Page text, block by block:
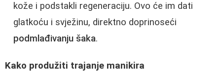
kože i podstakli regeneraciju. Ovo će im dati
glatkoću i svježinu, direktno doprinoseći
podmlađivanju šaka.
Kako produžiti trajanje manikira